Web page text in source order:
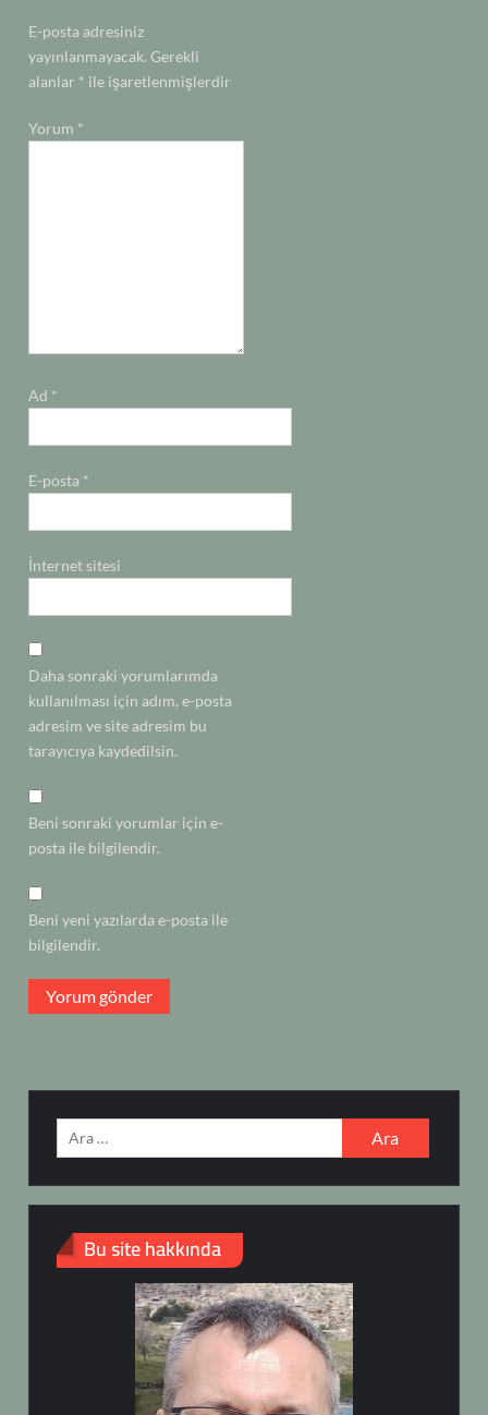
E-posta adresiniz
yayınlanmayacak. Gerekli
alanlar * ile işaretlenmişlerdir
Yorum *
Ad *
E-posta *
İnternet sitesi
Daha sonraki yorumlarımda
kullanılması için adım, e-posta
adresim ve site adresim bu
tarayıcıya kaydedilsin.
Beni sonraki yorumlar için e-
posta ile bilgilendir.
Beni yeni yazılarda e-posta ile
bilgilendir.
Arama:
Bu site hakkında